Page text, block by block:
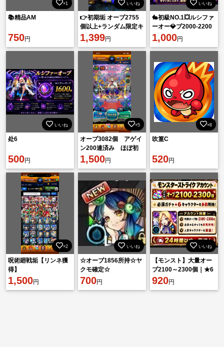
×1
📚精品AM
750円
いいね
👉初期垢 オーブ2755
個以上+ランダム限定キ
ャラ20~29体
1,399円
いいね
🐇初級NO.1💥ルシファ
ーオー💎ブ2000-2200
個
1,000円
いいね
处6
500円
×5
オーブ3082個 アゲイ
ン200連済み ほぼ初
期垢
1,500円
×8
吹篁C
520円
×2
呪術廻戦垢【リンネ獲
得】
1,500円
いいね
☆オーブ1856所持☆ヤ
クモ確定☆
700円
いいね
【モンスト】大量オー
ブ2100～2300個｜★6
キャラ多数｜初期アカ
920円